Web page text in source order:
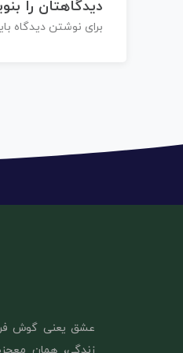
دیدگاهتان را
برای نوشتن دیدگاه
عشق یعنی گوش